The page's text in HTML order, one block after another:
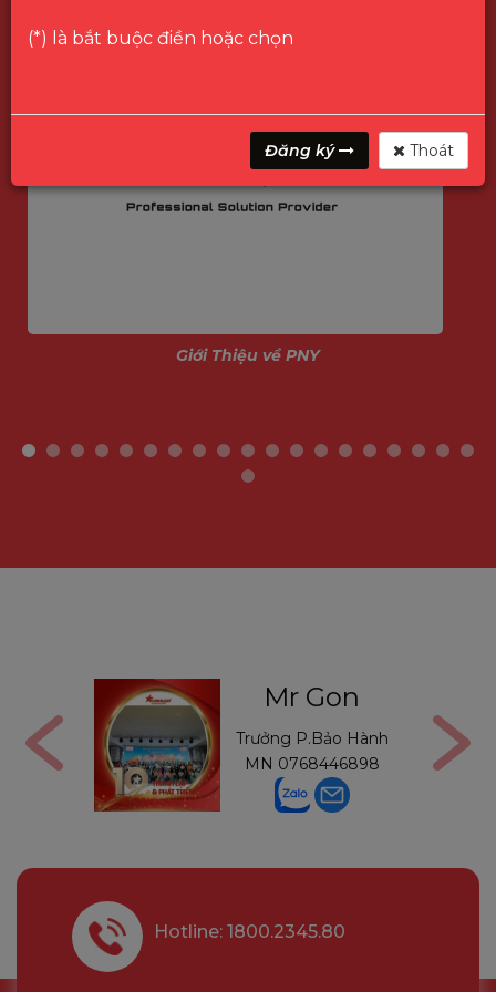
Giới Thiệu về PNY
Mr Gon
Trưởng P.Bảo Hành
MN 0768446898
Hotline: 1800.2345.80
(*) là bắt buộc điền hoặc chọn
Đăng ký Thoát